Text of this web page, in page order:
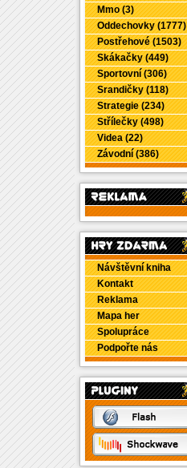
Mmo (3)
Oddechovky (1777)
Postřehové (1503)
Skákačky (449)
Sportovní (306)
Srandičky (118)
Strategie (234)
Střílečky (498)
Videa (22)
Závodní (386)
Návštěvní kniha
Kontakt
Reklama
Mapa her
Spolupráce
Podpořte nás